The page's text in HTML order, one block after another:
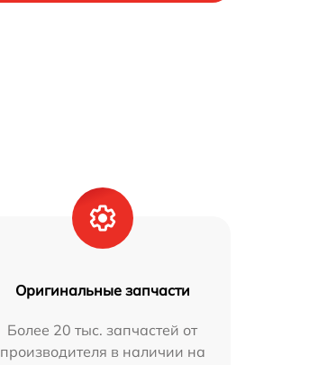
Оригинальные запчасти
Более 20 тыс. запчастей от
производителя в наличии на